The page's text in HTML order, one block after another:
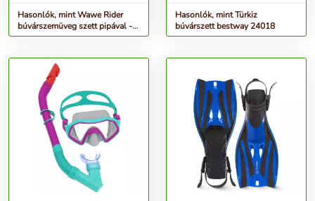
Hasonlók, mint Wawe Rider
búvárszemüveg szett pipával -
Intex
Hasonlók, mint Türkiz
búvárszett bestway 24018